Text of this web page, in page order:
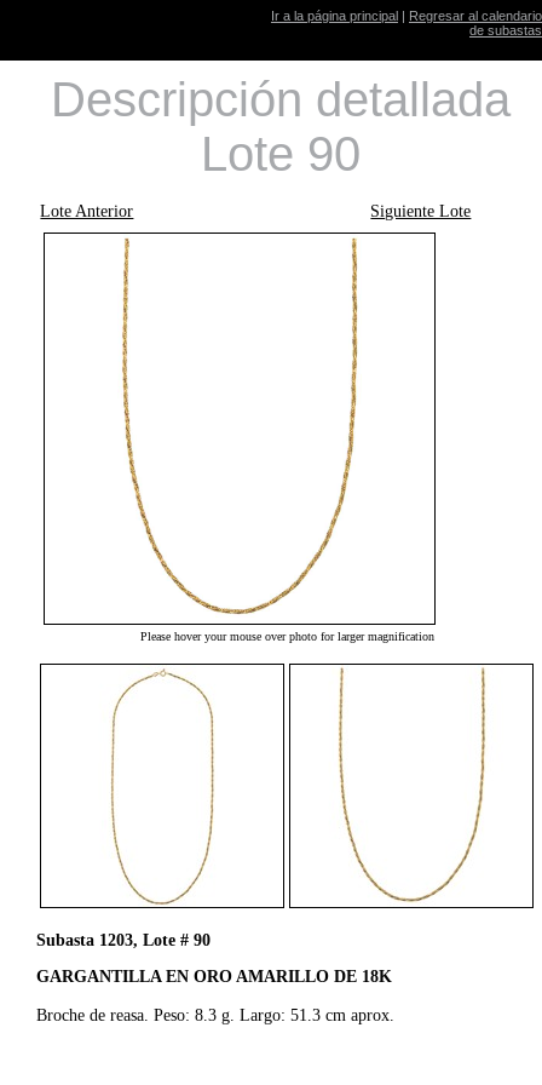
Ir a la página principal | Regresar al calendario
de subastas
Descripción detallada
Lote 90
Lote Anterior Siguiente Lote
Please hover your mouse over photo for larger magnification
Subasta 1203, Lote # 90
GARGANTILLA EN ORO AMARILLO DE 18K
Broche de reasa. Peso: 8.3 g. Largo: 51.3 cm aprox.